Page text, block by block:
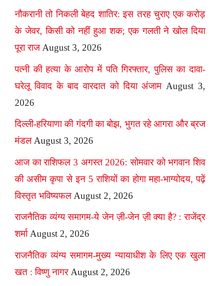
नौकरानी तो निकली बेहद शातिर: इस तरह चुराए एक करोड़
के जेवर, किसी को नहीं हुआ शक; एक गलती ने खोल दिया
पूरा राज August 3, 2026
पत्नी की हत्या के आरोप में पति गिरफ्तार, पुलिस का दावा-
घरेलू विवाद के बाद वारदात को दिया अंजाम August 3,
2026
दिल्ली-हरियाणा की गंदगी का बोझ, भुगत रहे आगरा और ब्रज
मंडल August 3, 2026
आज का राशिफल 3 अगस्त 2026: सोमवार को भगवान शिव
की असीम कृपा से इन 5 राशियों का होगा महा-भाग्योदय, पढ़ें
विस्तृत भविष्यफल August 2, 2026
राजनैतिक व्यंग्य समागम-ये जेन ज़ी-जेन ज़ी क्या है? : राजेंद्र
शर्मा August 2, 2026
राजनैतिक व्यंग्य समागम-मुख्य न्यायाधीश के लिए एक खुला
खत : विष्णु नागर August 2, 2026